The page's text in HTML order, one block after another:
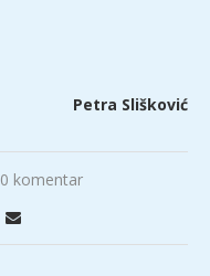
Petra Slišković
0 komentar